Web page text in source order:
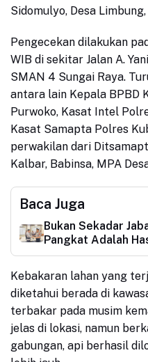
Sidomulyo, Desa
Pengecekan dilakukan
WIB di sekitar Jalan A.
SMAN 4 Sungai Raya.
antara lain Kepala BPBD
Purwoko, Kasat Intel
Kasat Samapta Polres
perwakilan dari
Kalbar, Babinsa, MPA
Baca Juga
Bukan Sekadar
Pangkat Adalah
Kebakaran lahan yang
diketahui berada di
terbakar pada musim
jelas di lokasi, namun
gabungan, api berhasil